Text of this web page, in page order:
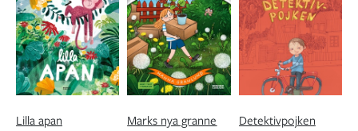
Lilla apan Marks nya granne Detektivpojken